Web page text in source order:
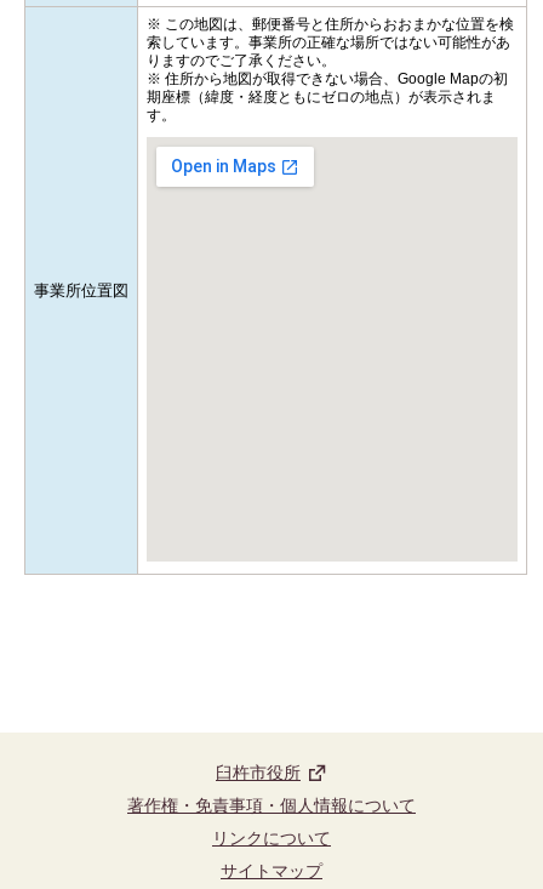
事業所位置図
※ この地図は、郵便番号と住所からおおまかな位置を検
索しています。事業所の正確な場所ではない可能性があ
りますのでご了承ください。
※ 住所から地図が取得できない場合、Google Mapの初
期座標（緯度・経度ともにゼロの地点）が表示されま
す。
臼杵市役所
著作権・免責事項・個人情報について
リンクについて
サイトマップ